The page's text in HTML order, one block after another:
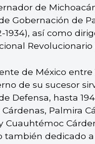
de Michoacán
Gobernación de
1934), así como
Revolucionario
de México entre
de su sucesor
Defensa, hasta
Cárdenas, Palmira
Cuauhtémoc
también dedicado